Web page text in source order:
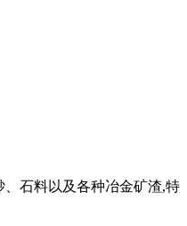
石料以及各种冶金矿渣,特